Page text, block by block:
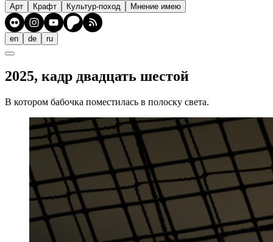
Арт Крафт Культур-поход Мнение имею
en de ru
2025, кадр двадцать шестой
В котором бабочка поместилась в полоску света.